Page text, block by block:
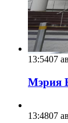
13:5407
Мэрия
13:4807